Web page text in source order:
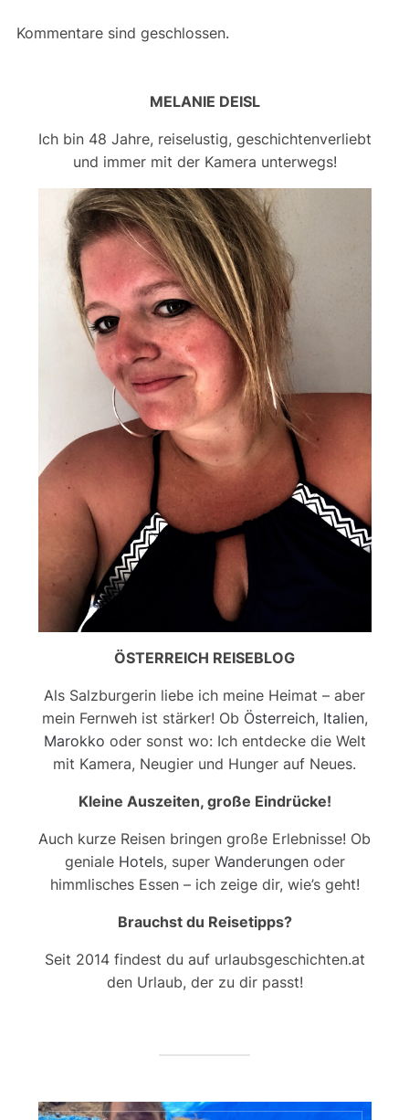
Kommentare sind geschlossen.
MELANIE DEISL
Ich bin 48 Jahre, reiselustig, geschichtenverliebt
und immer mit der Kamera unterwegs!
ÖSTERREICH REISEBLOG
Als Salzburgerin liebe ich meine Heimat – aber
mein Fernweh ist stärker! Ob Österreich, Italien,
Marokko oder sonst wo: Ich entdecke die Welt
mit Kamera, Neugier und Hunger auf Neues.
Kleine Auszeiten, große Eindrücke!
Auch kurze Reisen bringen große Erlebnisse! Ob
geniale Hotels, super Wanderungenoder
himmlisches Essen – ich zeige dir, wie’s geht!
Brauchst du Reisetipps?
Seit 2014 findest du auf urlaubsgeschichten.at
den Urlaub, der zu dir passt!